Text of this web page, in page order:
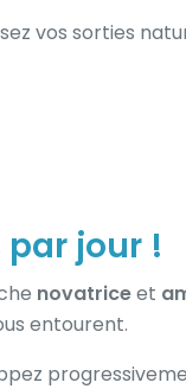
vos sorties
jour !
novatriceet
entourent.